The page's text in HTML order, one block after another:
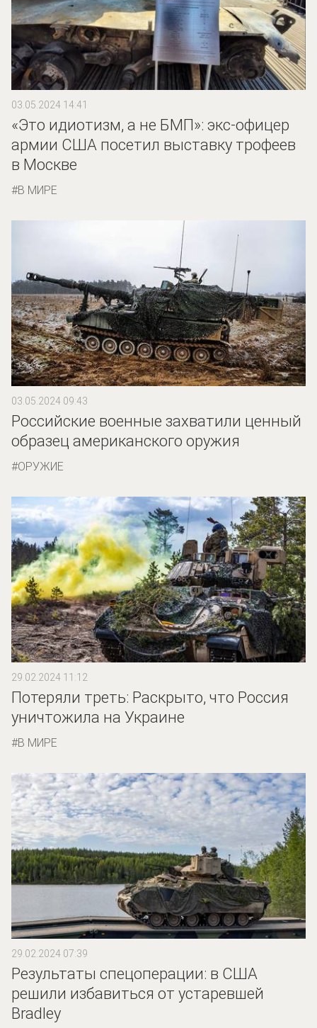
03.05.2024 14:41
«Это идиотизм, а не БМП»: экс-офицер
армии США посетил выставку трофеев
в Москве
В МИРЕ
03.05.2024 09:43
Российские военные захватили ценный
образец американского оружия
ОРУЖИЕ
29.02.2024 11:12
Потеряли треть: Раскрыто, что Россия
уничтожила на Украине
В МИРЕ
29.02.2024 07:39
Результаты спецоперации: в США
решили избавиться от устаревшей
Bradley